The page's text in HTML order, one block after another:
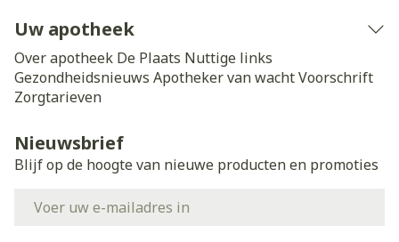
Uw apotheek
Over apotheek De Plaats Nuttige links
Gezondheidsnieuws Apotheker van wachtVoorschrift
Zorgtarieven
Nieuwsbrief
Blijf op de hoogte van nieuwe producten en promoties